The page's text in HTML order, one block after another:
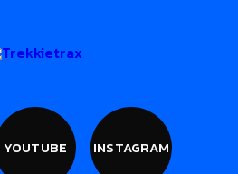
YOUTUBE INSTAGRAM